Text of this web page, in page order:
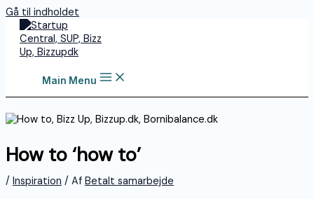
Gå til indholdet
Main Menu
How to ‘how to’
/ Inspiration / Af Betalt samarbejde